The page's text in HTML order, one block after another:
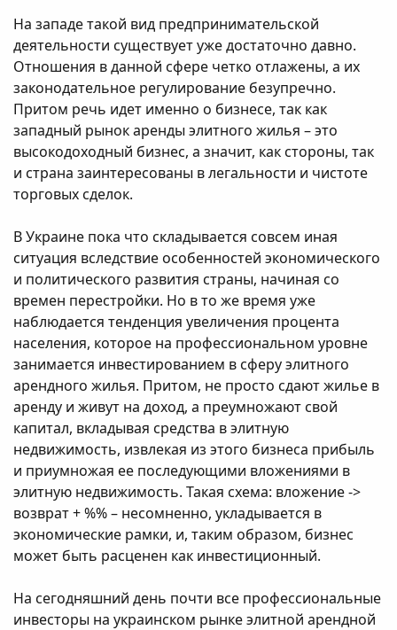
На западе такой вид предпринимательской
деятельности существует уже достаточно давно.
Отношения в данной сфере четко отлажены, а их
законодательное регулирование безупречно.
Притом речь идет именно о бизнесе, так как
западный рынок аренды элитного жилья – это
высокодоходный бизнес, а значит, как стороны, так
и страна заинтересованы в легальности и чистоте
торговых сделок.
В Украине пока что складывается совсем иная
ситуация вследствие особенностей экономического
и политического развития страны, начиная со
времен перестройки. Но в то же время уже
наблюдается тенденция увеличения процента
населения, которое на профессиональном уровне
занимается инвестированием в сферу элитного
арендного жилья. Притом, не просто сдают жилье в
аренду и живут на доход, а преумножают свой
капитал, вкладывая средства в элитную
недвижимость, извлекая из этого бизнеса прибыль
и приумножая ее последующими вложениями в
элитную недвижимость. Такая схема: вложение ->
возврат + %% – несомненно, укладывается в
экономические рамки, и, таким образом, бизнес
может быть расценен как инвестиционный.
На сегодняшний день почти все профессиональные
инвесторы на украинском рынке элитной арендной